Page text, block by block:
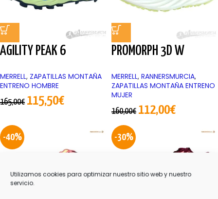
Utilizamos cookies para optimizar nuestro sitio web y nuestro
servicio.
AGILITY PEAK 6
MERRELL, ZAPATILLAS MONTAÑA
ENTRENO HOMBRE
165,00€ 115,50€
PROMORPH 3D W
MERRELL, RANNERSMURCIA,
ZAPATILLAS MONTAÑA ENTRENO
MUJER
160,00€ 112,00€
-40% -30%